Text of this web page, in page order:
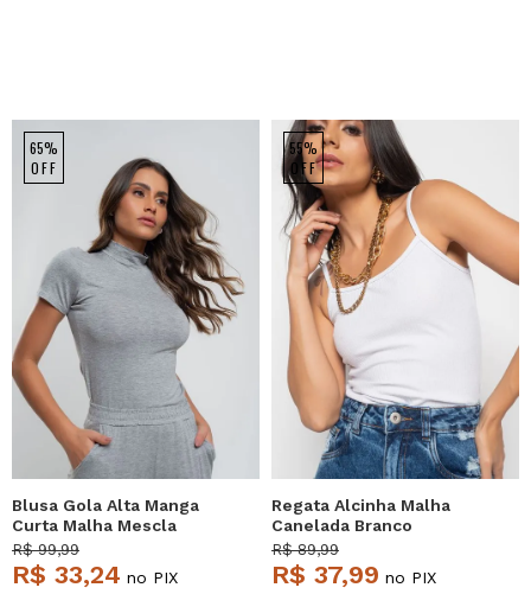
65%
OFF
Blusa Gola Alta Manga
Curta Malha Mescla
Salvatore
R$ 99,99
R$ 33,24 no PIX
55%
OFF
Regata Alcinha Malha
Canelada Branco
Salvatore
R$ 89,99
R$ 37,99 no PIX